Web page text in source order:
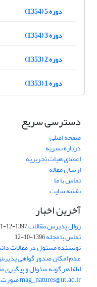
دوره 5 (1354)
دوره 3 (1354)
دوره 2 (1353)
دوره 1 (1353)
دسترسی سریع
صفحه اصلی
درباره نشریه
اعضای هیات تحریریه
ارسال مقاله
تماس با ما
نقشه سایت
آخرین اخبار
روال پذیرش مقالات1397-12-11
تماس با مجله1396-10-12
نویسنده مسئول در مقالات
عدم امکان صدور گواهی
لطفا هر گونه سئوال و پیگیری
mag_natures@ut.ac.ir صورت پذیرد.